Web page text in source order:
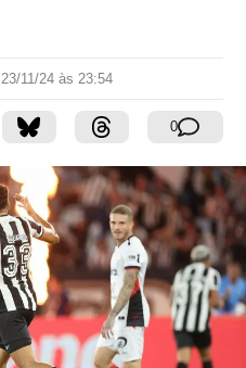
23/11/24 às 23:54
0